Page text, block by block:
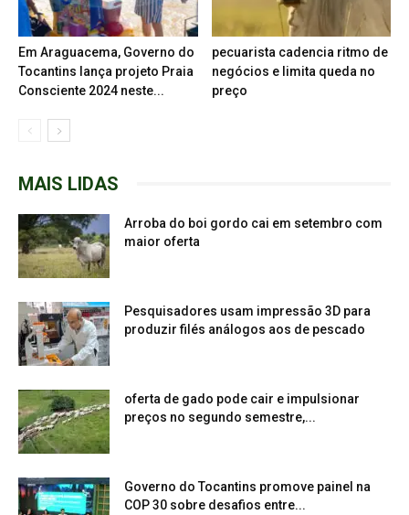
Em Araguacema, Governo do
Tocantins lança projeto Praia
Consciente 2024 neste...
pecuarista cadencia ritmo de
negócios e limita queda no
preço
MAIS LIDAS
Arroba do boi gordo cai em setembro com
maior oferta
Pesquisadores usam impressão 3D para
produzir filés análogos aos de pescado
oferta de gado pode cair e impulsionar
preços no segundo semestre,...
Governo do Tocantins promove painel na
COP 30 sobre desafios entre...